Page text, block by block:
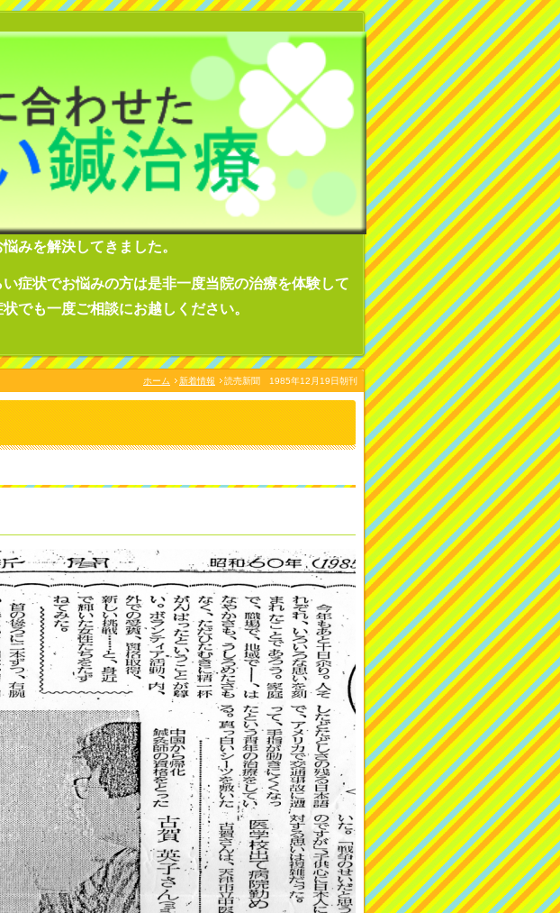
みを解決してきました。
症状でお悩みの方は是非一度当院の治療を体験して
でも一度ご相談にお越しください。
ホーム 新着情報 読売新聞 1985年12月19日朝刊